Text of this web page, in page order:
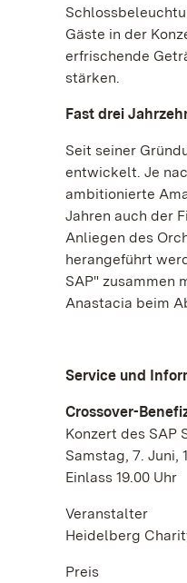
Gäste in der
erfrischende
stärken.
Fast drei
Seit seiner
entwickelt. Je
ambitionierte
Jahren auch der
Anliegen des
herangeführt
SAP" zusammen
Anastacia beim
Service und
Crossover-
Konzert des SAP
Samstag, 7. Juni,
Einlass 19.00 Uhr
Veranstalter
Heidelberg
Preis